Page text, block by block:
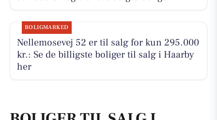
BOLIGMARKED
Nellemosevej 52 er til salg for kun 295.000
kr.: Se de billigste boliger til salg i Haarby
her